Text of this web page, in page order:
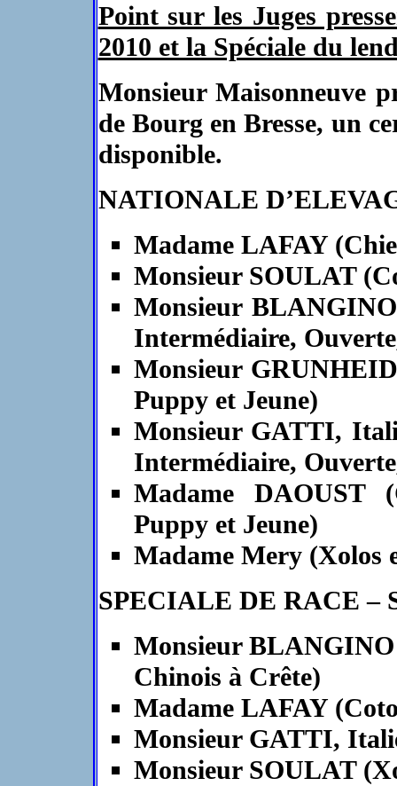
Point sur les Juges
2010 et la Spéciale du
Monsieur Maisonneuve
de Bourg en Bresse, un
disponible.
NATIONALE
Madame LAFAY
Monsieur SOULAT
Monsieur
Intermédiaire,
Monsieur
Puppy et Jeune)
Monsieur GATTI,
Intermédiaire,
Madame DAOUST
Puppy et Jeune)
Madame Mery (Xolos
SPECIALE DE RACE –
Monsieur
Chinois à Crête)
Madame LAFAY
Monsieur GATTI,
Monsieur SOULAT